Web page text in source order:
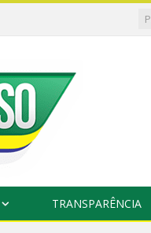
TRANSPARÊNCIA